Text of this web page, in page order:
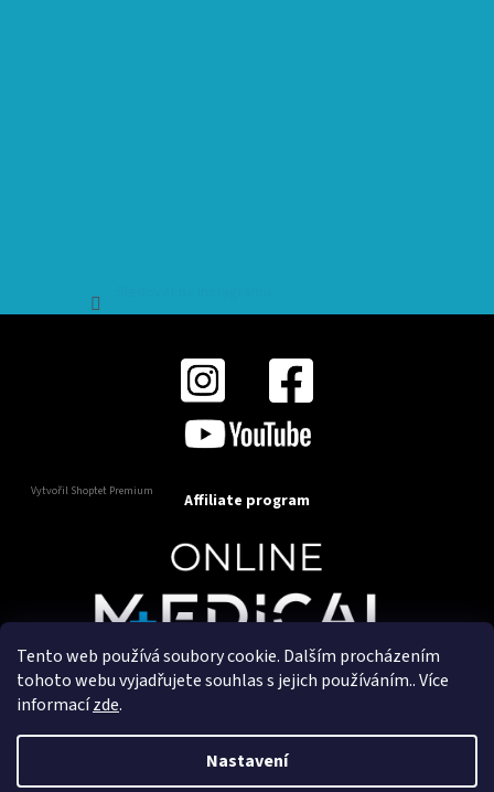
Tento web používá soubory cookie. Dalším procházením
tohoto webu vyjadřujete souhlas s jejich používáním.. Více
informacízde.
Nastavení
Vytvořil Shoptet Premium Affiliate program
Copyright 2025OnlineMedical.cz. Všechna práva
Vytvořil a marketingově zajišťuje